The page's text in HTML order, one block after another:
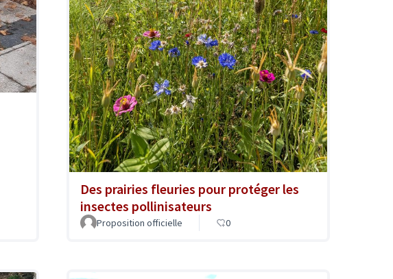
Des prairies fleuries pour protéger les
insectes pollinisateurs
Proposition officielle 0